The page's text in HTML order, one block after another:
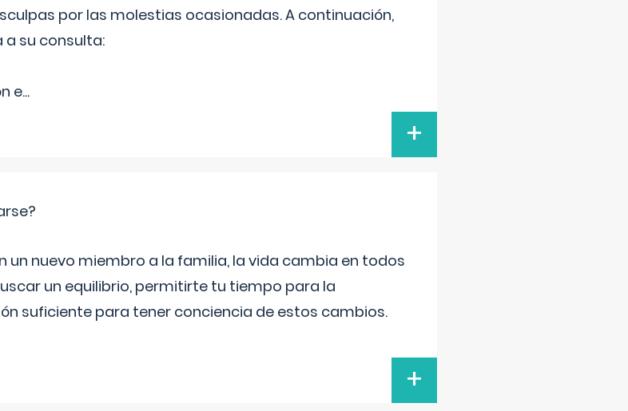
por las molestias ocasionadas. A continuación,
a su consulta:
e...
+
un nuevo miembro a la familia, la vida cambia en todos
un equilibrio, permitirte tu tiempo para la
suficiente para tener conciencia de estos cambios.
+